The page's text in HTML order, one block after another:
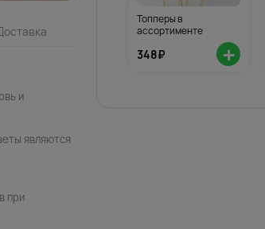
и
являются
при
Топперы в
ассортименте
348₽ +